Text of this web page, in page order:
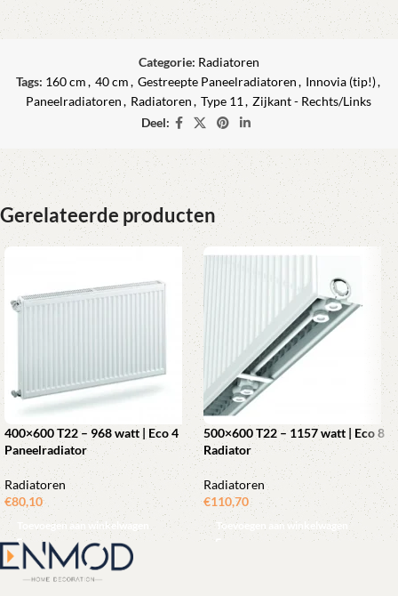
Categorie: Radiatoren
Tags: 160 cm, 40 cm, Gestreepte Paneelradiatoren, Innovia (tip!),
Paneelradiatoren , Radiatoren , Type 11 , Zijkant - Rechts/Links
Deel:
Gerelateerde producten
400×600 T22 – 968 watt | Eco 4
Paneelradiator
Radiatoren
€80,10
Toevoegen aan winkelwagen
500×600 T22 – 1157 watt | Eco 8
Radiator
Radiatoren
€110,70
Toevoegen aan winkelwagen